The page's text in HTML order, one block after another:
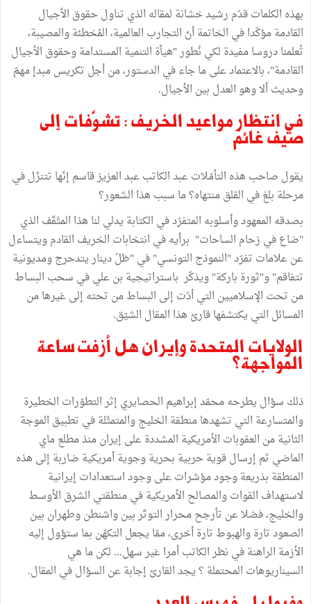
بهذه الكلمات قدّم رشيد خشانة لمقاله الذي تناول حقوق الأجيال
القادمة مؤكّدا في الخاتمة أنّ التجارب العالمية، المُخطئة والمصيبة،
تُعلمنا دروسا مفيدة لكي نُطور "هيأة التنمية المستدامة وحقوق الأجيال
القادمة"، بالاعتماد على ما جاء في الدستور، من أجل تكريس مبدإ مهمّ
وحديث ألا وهو العدل بين الأجيال.
في انتظار مواعيد الخريف : تشوّفات إلى
صيف غائم
يقول صاحب هذه التأمّلات عبد الكاتب عبد العزيز قاسم إنّها تتنزّل في
مرحلة بلغ في القلق منتهاه؟ ما سبب هذا الشعور؟
بصدقه المعهود وأسلوبه المتفرّد في الكتابة يدلي لنا هذا المثَقّف الذي
"ضاع في زحام الساحات" برأيه في انتخابات الخريف القادم ويتساءل
عن علامات تفرّد "النموذج التونسي" في "ظلّ دينار يتدحرج ومديونية
تتفاقم" و"ثورة باركة" ويذكّر باستراتيجية بن علي في سحب البساط
من تحت الإسلاميين التي أدّت إلى البساط من تحته إلى غيرها من
المسائل التي يكتشفها قارئ هذا المقال الشيّق.
الولايات المتحدة وإيران هل أزفت ساعة
المواجهة؟
ذلك سؤال يطرحه محمّد إبراهيم الحصايري إثر التطوّرات الخطيرة
والمتسارعة التي تشهدها منطقة الخليج والمتمثّلة في تطبيق الموجة
الثانية من العقوبات الأمريكية المشددة على إيران منذ مطلع ماي
الماضي ثم إرسال قوية حربية بحرية وجوية أمريكية ضاربة إلى هذه
المنطقة بذريعة وجود مؤشرات على وجود استعدادات إيرانية
لاستهداف القوات والمصالح الأمريكية في منطقتي الشرق الأوسط
والخليج، فضلا عن تأرجح محرار التوتّر بين واشنطن وطهران بين
الصعود تارة والهبوط تارة أخرى، ممّا يجعل التكهّن بما ستؤول إليه
الأزمة الراهنة في نظر الكاتب أمرا غير سهل... لكن ما هي
السيناريوهات المحتملة ؟ يجد القارئ إجابة عن السؤال في المقال.